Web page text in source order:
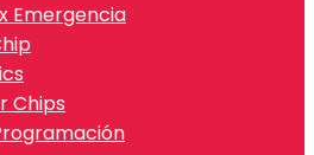
Emergencia
Chips